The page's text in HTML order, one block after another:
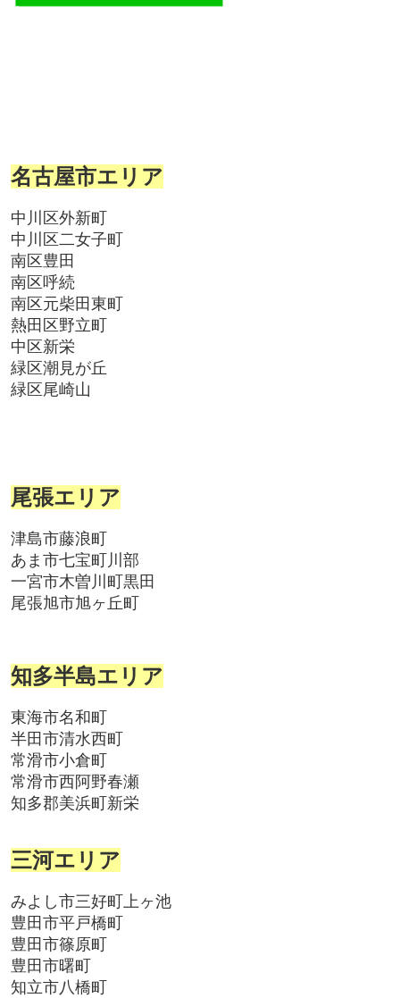
名古屋市エリア
中川区外新町
中川区二女子町
南区豊田
南区呼続
南区元柴田東町
熱田区野立町
中区新栄
緑区潮見が丘
緑区尾崎山
尾張エリア
津島市藤浪町
あま市七宝町川部
一宮市木曽川町黒田
尾張旭市旭ヶ丘町
知多半島エリア
東海市名和町
半田市清水西町
常滑市小倉町
常滑市西阿野春瀬
知多郡美浜町新栄
三河エリア
みよし市三好町上ヶ池
豊田市平戸橋町
豊田市篠原町
豊田市曙町
知立市八橋町